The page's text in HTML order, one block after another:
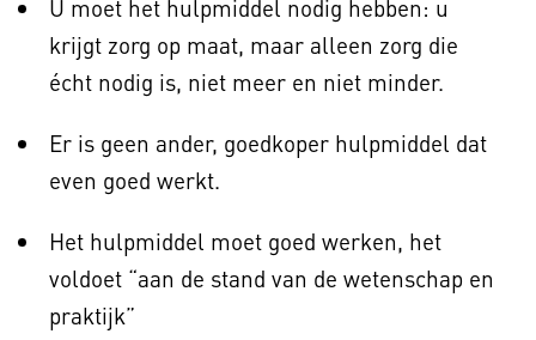
U moet het hulpmiddel nodig hebben: u
krijgt zorg op maat, maar alleen zorg die
écht nodig is, niet meer en niet minder.
Er is geen ander, goedkoper hulpmiddel dat
even goed werkt.
Het hulpmiddel moet goed werken, het
voldoet “aan de stand van de wetenschap en
praktijk”